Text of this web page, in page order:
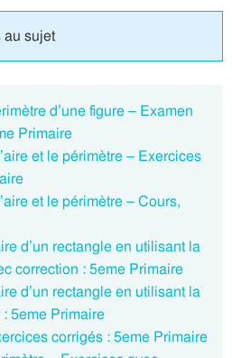
au sujet
d’une figure – Examen
Primaire
et le périmètre – Exercices
et le périmètre – Cours,
d’un rectangle en utilisant la
correction : 5eme Primaire
d’un rectangle en utilisant la
5eme Primaire
corrigés : 5eme Primaire